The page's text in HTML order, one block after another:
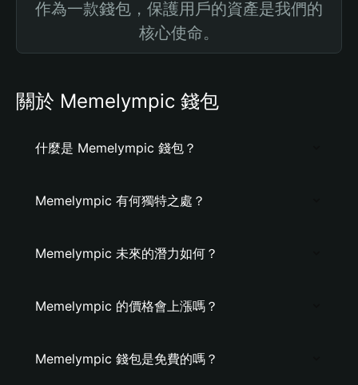
作為一款錢包，保護用戶的資產是我們的
核心使命。
關於 Memelympic 錢包
什麼是 Memelympic 錢包？
Memelympic 有何獨特之處？
Memelympic 未來的潛力如何？
Memelympic 的價格會上漲嗎？
Memelympic 錢包是免費的嗎？